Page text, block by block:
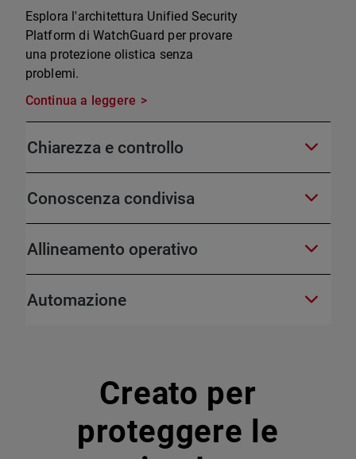
Esplora l'architettura Unified Security
Platform di WatchGuard per provare
una protezione olistica senza
problemi.
Continua a leggere
Chiarezza e controllo
Conoscenza condivisa
Allineamento operativo
Automazione
Creato per
proteggere le